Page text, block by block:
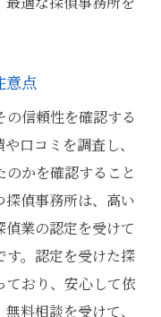
意点
信頼性を確認する
口コミを調査し、
かを確認すること
偵事務所は、高い
業の認定を受けて
す。認定を受けた探
ており、安心して依
料相談を受けて、